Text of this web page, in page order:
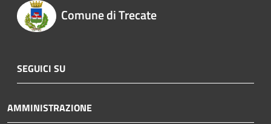
Comune di Trecate
SEGUICI SU
AMMINISTRAZIONE